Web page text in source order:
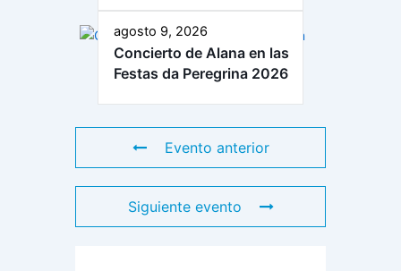
agosto 9, 2026
Concierto de Alana en las
Festas da Peregrina 2026
Evento anterior
Siguiente evento